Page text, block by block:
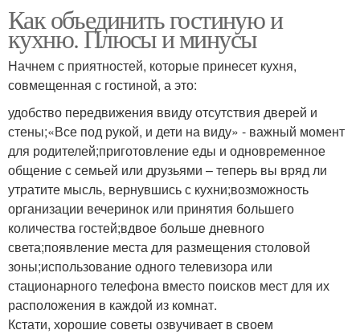
Как объединить гостиную и
кухню. Плюсы и минусы
Начнем с приятностей, которые принесет кухня,
совмещенная с гостиной, а это:
удобство передвижения ввиду отсутствия дверей и
стены;«Все под рукой, и дети на виду» - важный момент
для родителей;приготовление еды и одновременное
общение с семьей или друзьями – теперь вы вряд ли
утратите мысль, вернувшись с кухни;возможность
организации вечеринок или принятия большего
количества гостей;вдвое больше дневного
света;появление места для размещения столовой
зоны;использование одного телевизора или
стационарного телефона вместо поисков мест для их
расположения в каждой из комнат.
Кстати, хорошие советы озвучивает в своем